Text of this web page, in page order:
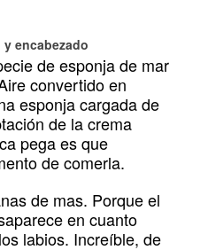
encabezado
de esponja de mar
convertido en
esponja cargada de
de la crema
pega es que
de comerla.
de mas. Porque el
en cuanto
labios. Increíble, de